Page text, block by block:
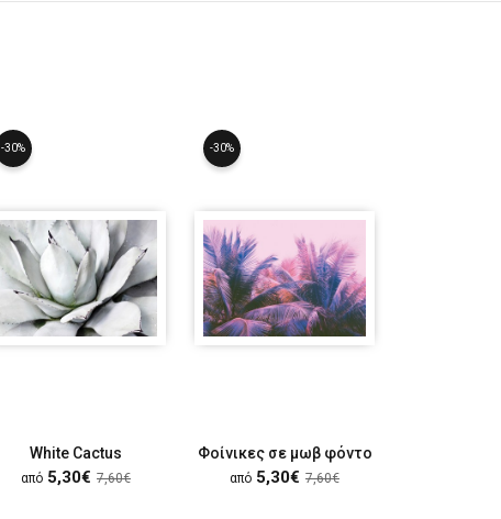
-30%
White Cactus
από 5,30€ 7,60€
-30%
Φοίνικες σε μωβ φόντο
από 5,30€ 7,60€